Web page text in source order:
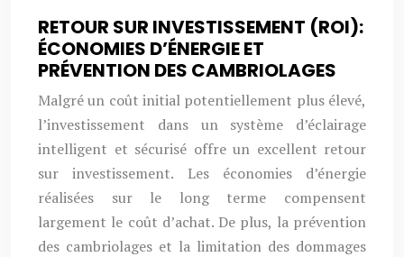
RETOUR SUR INVESTISSEMENT (ROI):
ÉCONOMIES D’ÉNERGIE ET
PRÉVENTION DES CAMBRIOLAGES
Malgré un coût initial potentiellement plus élevé,
l’investissement dans un système d’éclairage
intelligent et sécurisé offre un excellent retour
sur investissement. Les économies d’énergie
réalisées sur le long terme compensent
largement le coût d’achat. De plus, la prévention
des cambriolages et la limitation des dommages